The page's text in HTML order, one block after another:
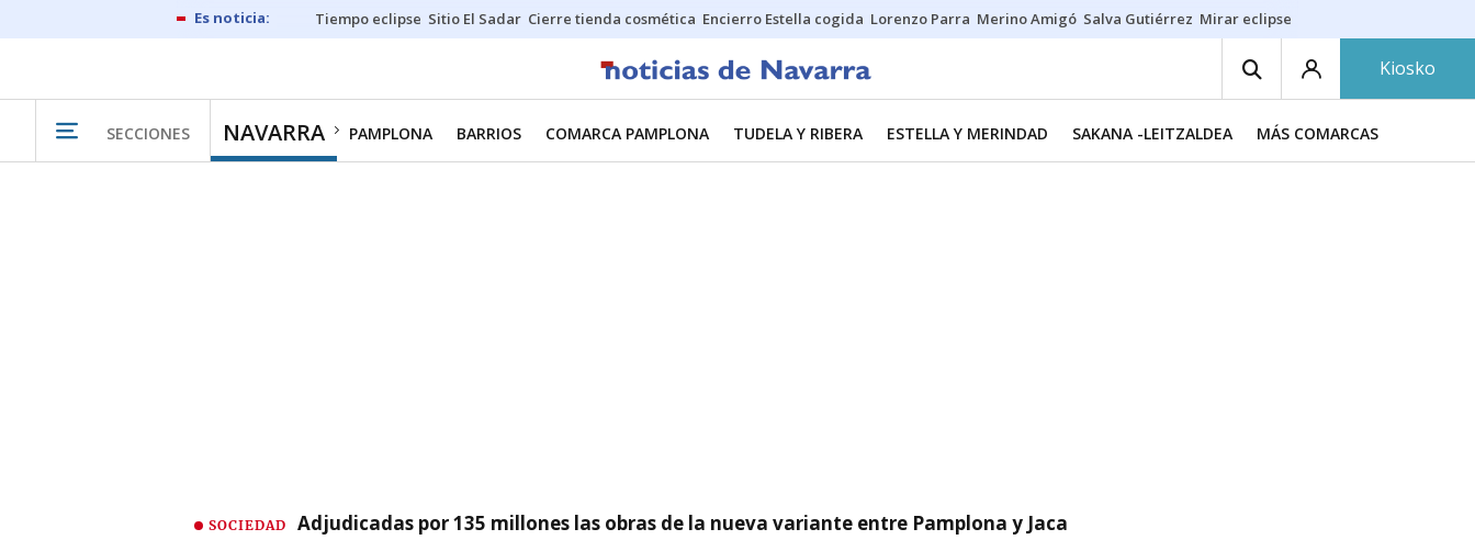
Tiempo eclipse Sitio El Sadar Cierre tienda cosmética Encierro Estella cogida Lorenzo Parra Merino Amigó Salva Gutiérrez Mirar eclipse
Kiosko
SECCIONES NAVARRA PAMPLONA BARRIOS COMARCA PAMPLONA TUDELA Y RIBERA ESTELLA Y MERINDAD SAKANA -LEITZALDEA MÁS COMARCAS
SOCIEDAD Adjudicadas por 135 millones las obras de la nueva variante entre Pamplona y Jaca